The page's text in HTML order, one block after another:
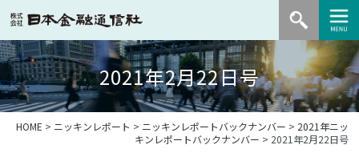
2021年2月22日号
HOME > ニッキンレポート > ニッキンレポートバックナンバー > 2021年ニッ
キンレポートバックナンバー > 2021年2月22日号